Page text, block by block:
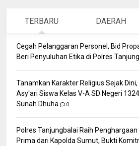
TERBARU DAERAH
Cegah Pelanggaran Personel, Bid
Beri Penyuluhan Etika di Polres
Tanamkan Karakter Religius Sejak
Asy'ari Siswa Kelas V-A SD Negeri
Sunah Dhuha
0
Polres Tanjungbalai Raih
Prima dari Kapolda Sumut, Bukti